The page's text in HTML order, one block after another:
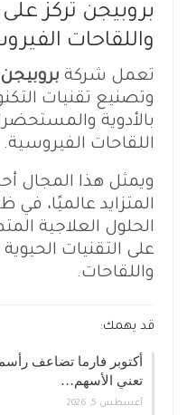
بروبيجن تركز على
واللقاحات
تعمل شركة
وتصنيع تقنيات
بالأدوية
اللقاحات الفيروسية.
ويمثل هذا المجال
المتزايد عالميًا،
الحلول العلاجية
على التقنيات
واللقاحات.
قد يهمك:
تعني الأسهم…
أغسطس 5, 2026